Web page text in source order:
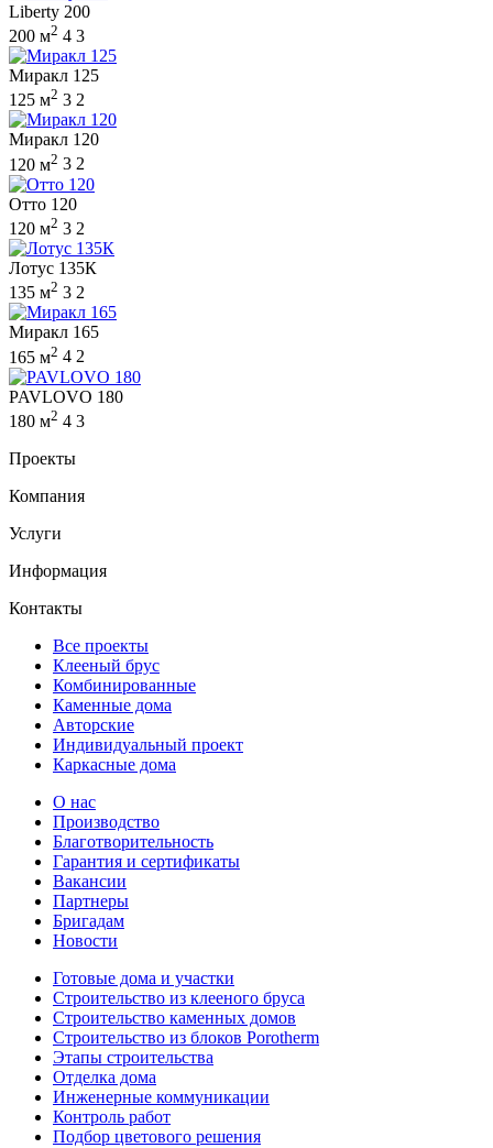
Liberty 200
200 м2 4 3
Миракл 125
125 м2 3 2
Миракл 120
120 м2 3 2
Отто 120
120 м2 3 2
Лотус 135К
135 м2 3 2
Миракл 165
165 м2 4 2
PAVLOVO 180
180 м2 4 3
Проекты
Компания
Услуги
Информация
Контакты
Все проекты
Клееный брус
Комбинированные
Каменные дома
Авторские
Индивидуальный проект
Каркасные дома
О нас
Производство
Благотворительность
Гарантия и сертификаты
Вакансии
Партнеры
Бригадам
Новости
Готовые дома и участки
Строительство из клееного бруса
Строительство каменных домов
Строительство из блоков Porotherm
Этапы строительства
Отделка дома
Инженерные коммуникации
Контроль работ
Подбор цветового решения